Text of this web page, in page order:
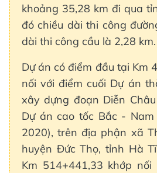
khoảng 35,28 km đi qua
đó chiều dài thi công
dài thi công cầu là 2,28 km.
Dự án có điểm đầu tại Km
nối với điểm cuối Dự án
xây dựng đoạn Diễn
Dự án cao tốc Bắc -
2020), trên địa phận xã
huyện Đức Thọ, tỉnh Hà
Km 514+441,33 khớp